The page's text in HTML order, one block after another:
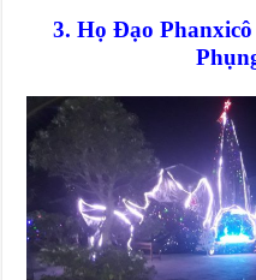
3. Họ Đạo